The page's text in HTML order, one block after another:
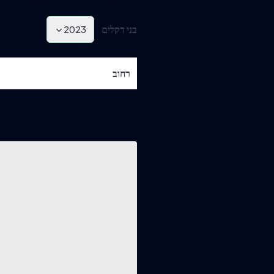
2023 בני דקלים
רחוב